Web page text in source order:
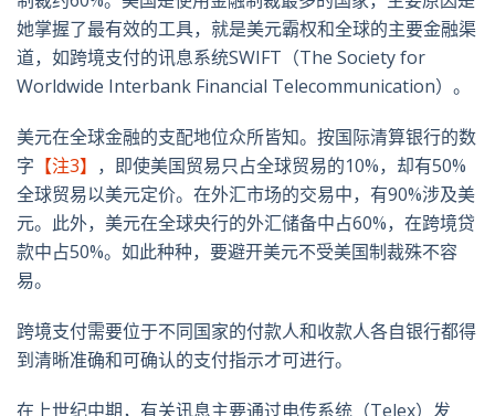
她掌握了最有效的工具，就是美元霸权和全球的主要金融渠
道，如跨境支付的讯息系统SWIFT（The Society for
Worldwide Interbank Financial Telecommunication）。
美元在全球金融的支配地位众所皆知。按国际清算银行的数
字 【注3】 ，即使美国贸易只占全球贸易的10%，却有50%
全球贸易以美元定价。在外汇市场的交易中，有90%涉及美
元。此外，美元在全球央行的外汇储备中占60%，在跨境贷
款中占50%。如此种种，要避开美元不受美国制裁殊不容
易。
跨境支付需要位于不同国家的付款人和收款人各自银行都得
到清晰准确和可确认的支付指示才可进行。
在上世纪中期，有关讯息主要通过电传系统（Telex）发